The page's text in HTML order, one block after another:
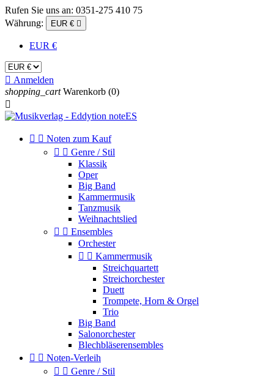
Rufen Sie uns an: 0351-275 410 75
Währung:
EUR € 
EUR €
 Anmelden
shopping_cart Warenkorb (0)

  Noten zum Kauf
  Genre / Stil
Klassik
Oper
Big Band
Kammermusik
Tanzmusik
Weihnachtslied
  Ensembles
Orchester
  Kammermusik
Streichquartett
Streichorchester
Duett
Trompete, Horn & Orgel
Trio
Big Band
Salonorchester
Blechbläserensembles
  Noten-Verleih
  Genre / Stil